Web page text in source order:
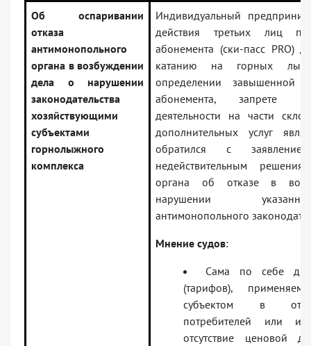
Об оспаривании
отказа
антимонопольного
органа в возбуждении
дела о нарушении
законодательства
хозяйствующими
субъектами
горнолыжного
комплекса
Индивидуальный
действия третьих лиц
абонемента (ски-пасс PRO)
катанию на горных
определении завышенной
абонемента, запрете
деятельности на части
дополнительных услуг
обратился с
недействительным решения
органа об отказе в
нарушении
антимонопольного
Мнение судов:
Сама по себе
(тарифов),
субъектом в
потребителей или
отсутствие ценовой